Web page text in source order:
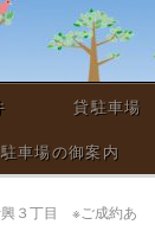
貸駐車場
車場の御案内
３丁目 ※ご成約あ